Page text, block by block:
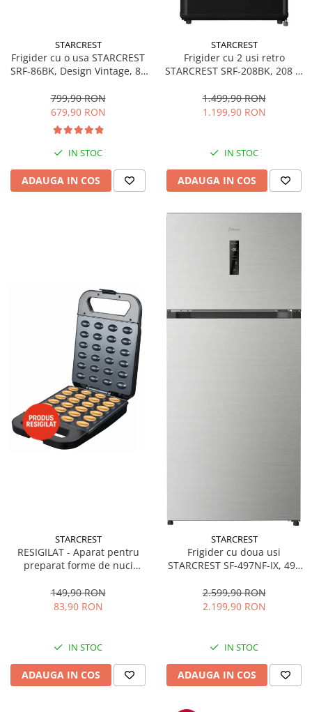
STARCREST
Frigider cu o usa STARCREST
SRF-86BK, Design Vintage, 85
interioara, H 84 cm, Negru
799,90 RON
679,90 RON
IN STOC
ADAUGA IN COS
STARCREST
Frigider cu 2 usi retro
STARCREST SRF-208BK, 208 L,
Iluminare LED, Termostat
Reglabil, H 147 cm, Negru
1.499,90 RON
1.199,90 RON
IN STOC
ADAUGA IN COS
STARCREST
RESIGILAT - Aparat pentru
preparat forme de nuci
forme, 1400W, Indicator
luminos, Placi antiaderente,
149,90 RON
83,90 RON
IN STOC
ADAUGA IN COS
STARCREST
Frigider cu doua usi
STARCREST SF-497NF-IX, 497
Inverter, Clasa E, Display,
Functie super racire, Blocare
2.599,90 RON
2.199,90 RON
IN STOC
ADAUGA IN COS